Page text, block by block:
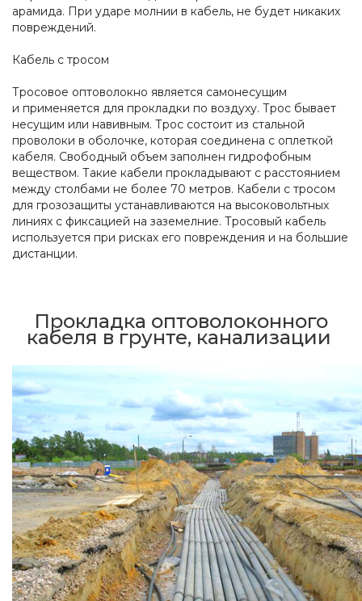
арамида. При ударе молнии в кабель, не будет никаких
повреждений.
Кабель с тросом
Тросовое оптоволокно является самонесущим
и применяется для прокладки по воздуху. Трос бывает
несущим или навивным. Трос состоит из стальной
проволоки в оболочке, которая соединена с оплеткой
кабеля. Свободный объем заполнен гидрофобным
веществом. Такие кабели прокладывают с расстоянием
между столбами не более 70 метров. Кабели с тросом
для грозозащиты устанавливаются на высоковольтных
линиях с фиксацией на заземелние. Тросовый кабель
используется при рисках его повреждения и на большие
дистанции.
Прокладка оптоволоконного
кабеля в грунте, канализации